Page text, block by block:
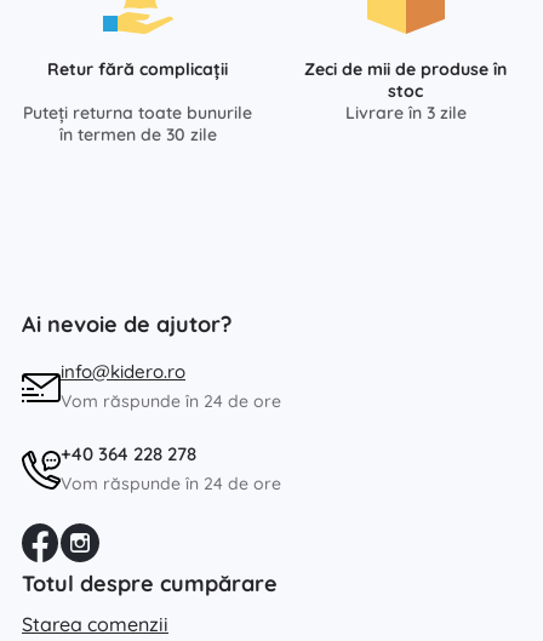
Retur fără complicații
Puteți returna toate bunurile
în termen de 30 zile
Zeci de mii de produse în
stoc
Livrare în 3 zile
Ai nevoie de ajutor?
info@kidero.ro
Vom răspunde în 24 de ore
+40 364 228 278
Vom răspunde în 24 de ore
Totul despre cumpărare
Starea comenzii